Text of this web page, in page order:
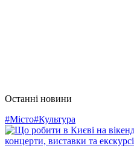
Останні новини
#Місто#Культура